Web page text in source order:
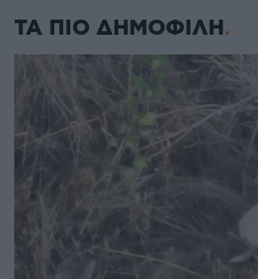
ΤΑ ΠΙΟ ΔΗΜΟΦΙΛΗ